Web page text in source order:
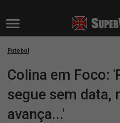
Futebol
Colina em Foco:
segue sem data,
avança...'